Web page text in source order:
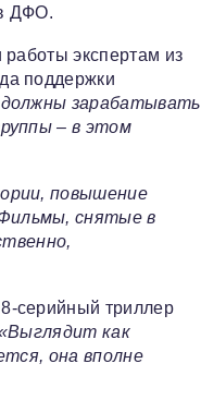
ДФО.
экспертам из
поддержки
зарабатывать
– в этом
повышение
снятые в
триллер
как
она вполне